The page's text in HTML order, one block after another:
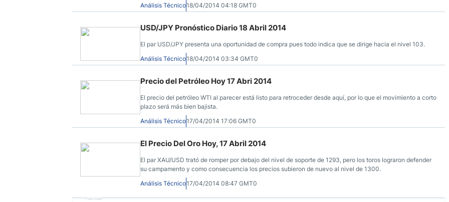
Análisis Técnico18/04/2014 04:18 GMT0
USD/JPY Pronóstico Diario 18 Abril 2014
El par USD/JPY presenta una oportunidad de compra pues todo indica que se dirige hacia el nivel 103.
Análisis Técnico18/04/2014 03:34 GMT0
Precio del Petróleo Hoy 17 Abri 2014
El precio del petróleo WTI al parecer está listo para retroceder desde aquí, por lo que el movimiento a corto
plazo será más bien bajista.
Análisis Técnico17/04/2014 17:06 GMT0
El Precio Del Oro Hoy, 17 Abril 2014
El par XAU/USD trató de romper por debajo del nivel de soporte de 1293, pero los toros lograron defender
su campamento y como consecuencia los precios subieron de nuevo al nivel de 1300.
Análisis Técnico17/04/2014 08:47 GMT0
Publicidad